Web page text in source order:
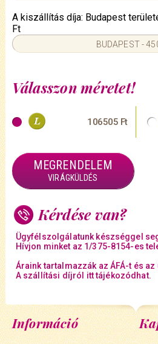
Válasszon méretet!
106505 Ft
MEGRENDELEM
VIRÁGKÜLDÉS
A kiszállítás díja: Budapest
Ft
BUDAPEST -
Kérdése van?
Ügyfélszolgálatunk készséggel
Hívjon minket az 1/375-8154-es
Áraink tartalmazzák az ÁFÁ-t és
A szállítási díjról itt tájékozódhat.
Információ